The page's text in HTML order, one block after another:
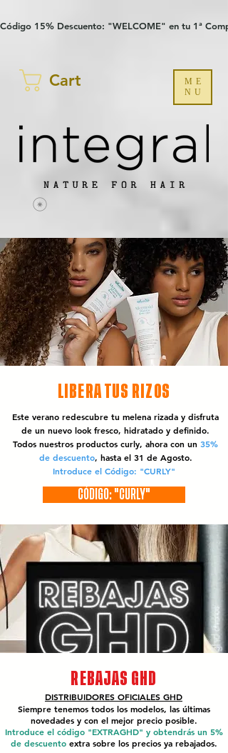
Código 15% Descuento: "WELCOME" en tu 1ª
Cart
ME
NU
LIBERA TUS RIZOS
Este verano redescubre tu melena rizada y disfruta
de un nuevo look fresco, hidratado y definido.
Todos nuestros productos curly, ahora con un 35%
de descuento, hasta el 31 de Agosto.
Introduce el Código: "CURLY"
CÓDIGO: "CURLY"
REBAJAS GHD
DISTRIBUIDORES OFICIALES GHD
Siempre tenemos todos los modelos, las últimas
novedades y con el mejor precio posible.
Introduce el código "EXTRAGHD" y obtendrás un 5%
de descuento extra sobre los precios ya rebajados.